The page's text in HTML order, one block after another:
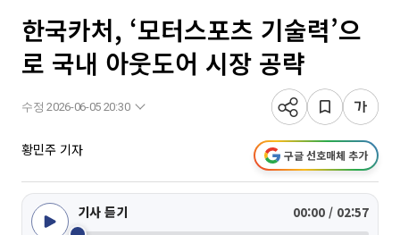
한국카처, ‘모터스포츠 기술력’으
로 국내 아웃도어 시장 공략
수정 2026-06-05 20:30
황민주 기자 구글 선호매체 추가
기사 듣기 00:00 / 02:57